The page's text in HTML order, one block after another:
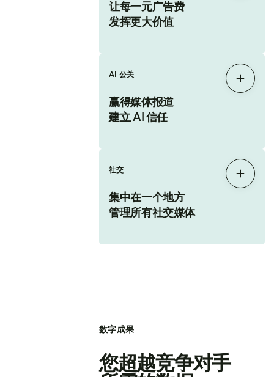
让每一元广告费
发挥更大价值
AI 公关
赢得媒体报道
建立 AI 信任
展开
社交
集中在一个地方
管理所有社交媒体
展开
数字成果
您超越竞争对手